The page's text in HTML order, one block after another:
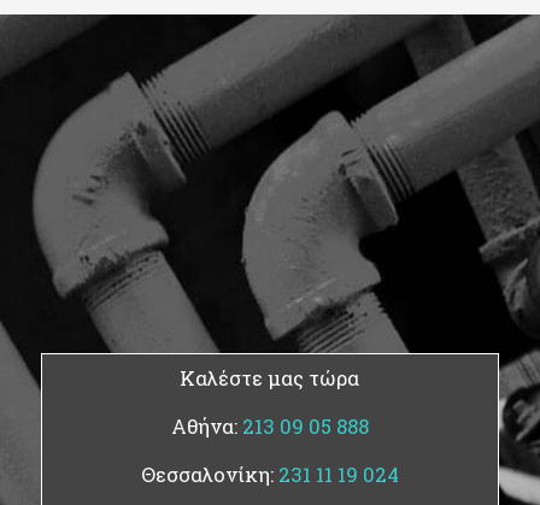
Καλέστε μας τώρα
Αθήνα: 213 09 05 888
Θεσσαλονίκη: 231 11 19 024